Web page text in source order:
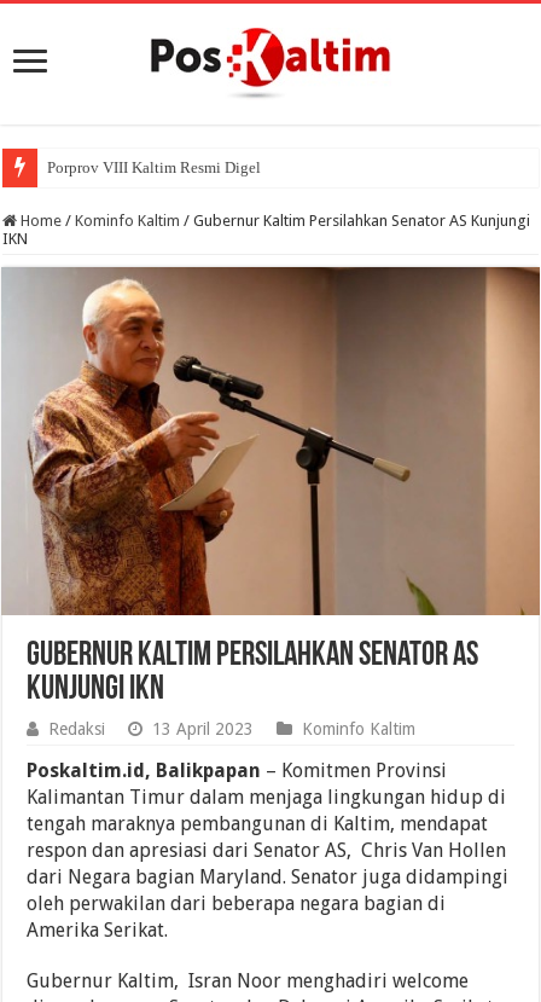
Porprov VIII Kaltim Resmi Digelar November 202
Home / Kominfo Kaltim / Gubernur Kaltim Persilahkan Senator AS Kunjungi
IKN
Gubernur Kaltim Persilahkan Senator AS
Kunjungi IKN
Redaksi 13 April 2023 Kominfo Kaltim
Poskaltim.id, Balikpapan – Komitmen Provinsi
Kalimantan Timur dalam menjaga lingkungan hidup di
tengah maraknya pembangunan di Kaltim, mendapat
respon dan apresiasi dari Senator AS, Chris Van Hollen
dari Negara bagian Maryland. Senator juga didampingi
oleh perwakilan dari beberapa negara bagian di
Amerika Serikat.
Gubernur Kaltim, Isran Noor menghadiri welcome